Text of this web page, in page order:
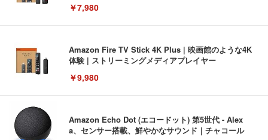
￥7,980
Amazon Fire TV Stick 4K Plus | 映画館のような4K
体験 | ストリーミングメディアプレイヤー
￥9,980
Amazon Echo Dot (エコードット) 第5世代 - Alex
a、センサー搭載、鮮やかなサウンド｜チャコール